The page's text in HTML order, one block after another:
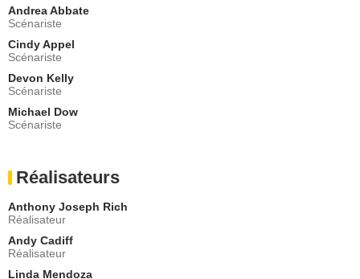
Abbie Cobb
Danielle
- 1 Episode :7
Alexis Carra
Sarah
- 1 Episode :
John Gemberling
Dr Andy Walker
Rabbi Shapiro
Anna Grace Barlow
Lauren
- 1 Episode :1
Raphael
Andrea Abbate
Scénariste
Cindy Appel
Scénariste
Devon Kelly
Scénariste
Michael Dow
Scénariste
Réalisateurs
Anthony Joseph Rich
Réalisateur
Andy Cadiff
Réalisateur
Linda Mendoza